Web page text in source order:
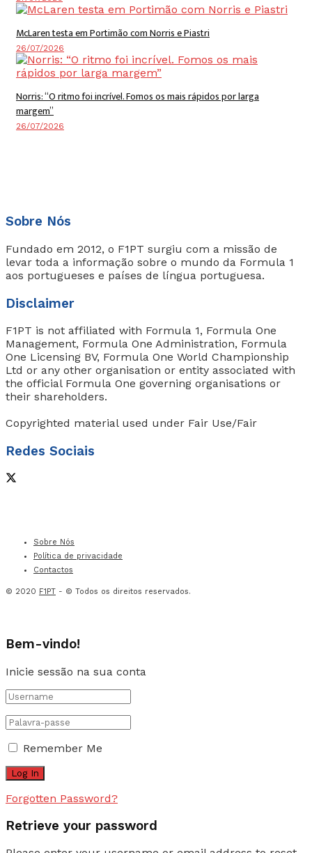
McLaren testa em Portimão com Norris e Piastri
26/07/2026
Norris: “O ritmo foi incrível. Fomos os mais rápidos por larga
margem”
26/07/2026
Sobre Nós
Fundado em 2012, o F1PT surgiu com a missão de
levar toda a informação sobre o mundo da Formula 1
aos portugueses e países de língua portuguesa.
Disclaimer
F1PT is not affiliated with Formula 1, Formula One
Management, Formula One Administration, Formula
One Licensing BV, Formula One World Championship
Ltd or any other organisation or entity associated with
the official Formula One governing organisations or
their shareholders.
Copyrighted material used under Fair Use/Fair
Redes Sociais
Sobre Nós
Política de privacidade
Contactos
© 2020 F1PT - © Todos os direitos reservados.
Bem-vindo!
Inicie sessão na sua conta
Remember Me
Forgotten Password?
Retrieve your password